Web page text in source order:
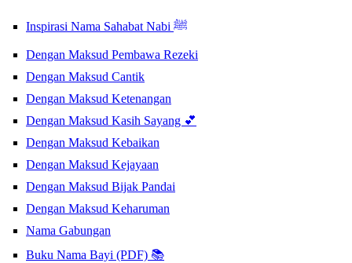
Inspirasi Nama Sahabat Nabi ﷺ
Dengan Maksud Pembawa Rezeki
Dengan Maksud Cantik
Dengan Maksud Ketenangan
Dengan Maksud Kasih Sayang 💕
Dengan Maksud Kebaikan
Dengan Maksud Kejayaan
Dengan Maksud Bijak Pandai
Dengan Maksud Keharuman
Nama Gabungan
Buku Nama Bayi (PDF) 📚